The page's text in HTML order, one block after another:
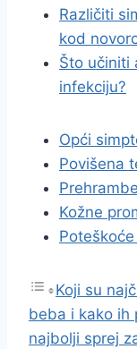
Različiti
kod
Što učiniti
infekciju?
Opći
Povišena
Kožne
Koji su
beba i kako ih
najbolji sprej